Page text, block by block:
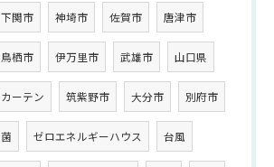
下関市 神埼市 佐賀市 唐津市
鳥栖市 伊万里市 武雄市 山口県
カーテン 筑紫野市 大分市 別府市
菌 ゼロエネルギーハウス 台風